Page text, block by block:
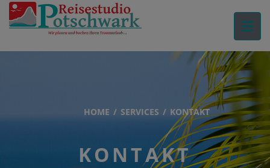
HOME SERVICES KONTAKT
KONTAKT